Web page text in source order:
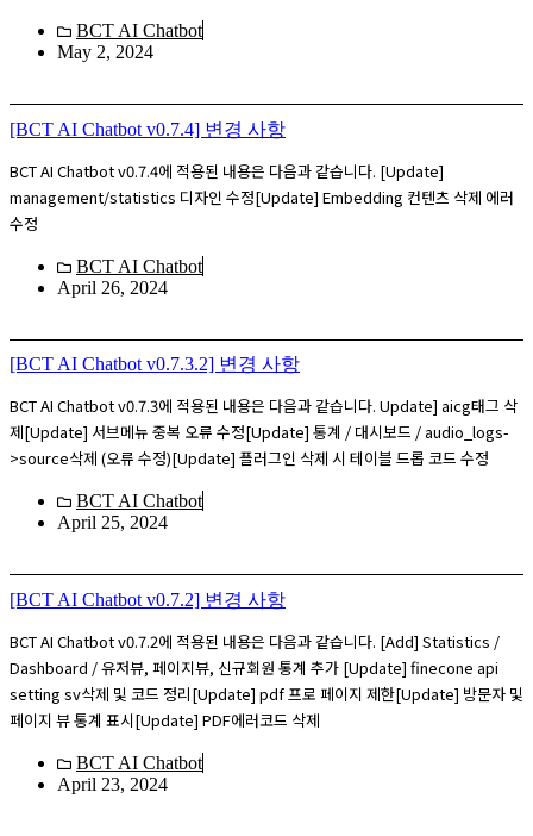
BCT AI Chatbot
May 2, 2024
[BCT AI Chatbot v0.7.4] 변경 사항
BCT AI Chatbot v0.7.4에 적용된 내용은 다음과 같습니다. [Update]
management/statistics 디자인 수정[Update] Embedding 컨텐츠 삭제 에러
수정
BCT AI Chatbot
April 26, 2024
[BCT AI Chatbot v0.7.3.2] 변경 사항
BCT AI Chatbot v0.7.3에 적용된 내용은 다음과 같습니다. Update] aicg태그 삭
제[Update] 서브메뉴 중복 오류 수정[Update] 통계 / 대시보드 / audio_logs-
>source삭제 (오류 수정)[Update] 플러그인 삭제 시 테이블 드롭 코드 수정
BCT AI Chatbot
April 25, 2024
[BCT AI Chatbot v0.7.2] 변경 사항
BCT AI Chatbot v0.7.2에 적용된 내용은 다음과 같습니다. [Add] Statistics /
Dashboard / 유저뷰, 페이지뷰, 신규회원 통계 추가 [Update] finecone api
setting sv삭제 및 코드 정리[Update] pdf 프로 페이지 제한[Update] 방문자 및
페이지 뷰 통계 표시[Update] PDF에러코드 삭제
BCT AI Chatbot
April 23, 2024